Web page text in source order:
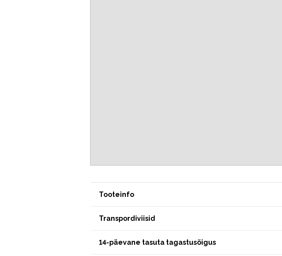
Tooteinfo
Transpordiviisid
14-päevane tasuta tagastusõigus